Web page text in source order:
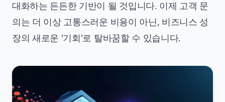
대화하는 든든한 기반이 될 것입니다. 이제 고객 문
의는 더 이상 고통스러운 비용이 아닌, 비즈니스 성
장의 새로운 '기회'로 탈바꿈할 수 있습니다.